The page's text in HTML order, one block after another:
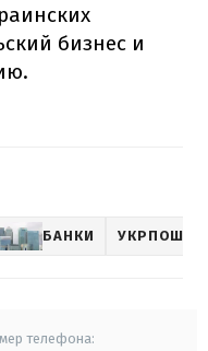
бизнес и
БАНКИ УКРПОШТА
телефона: